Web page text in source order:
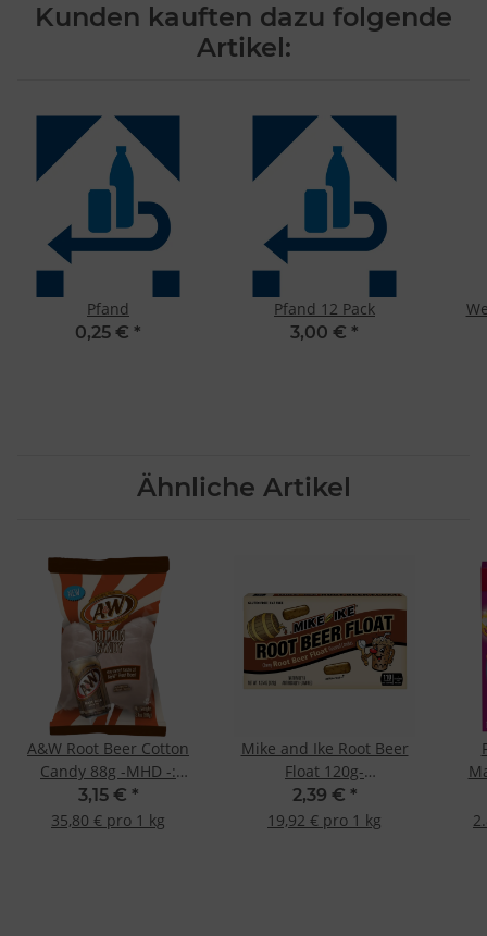
Kunden kauften dazu folgende
Artikel:
Pfand
0,25 € *
Pfand 12 Pack
3,00 € *
Ähnliche Artikel
A&W Root Beer Cotton
Candy 88g -MHD -:
-30.07.26 -
3,15 € *
35,80 € pro 1 kg
Mike and Ike Root Beer
Float 120g-
MHD-.-30.062026-
2,39 € *
19,92 € pro 1 kg